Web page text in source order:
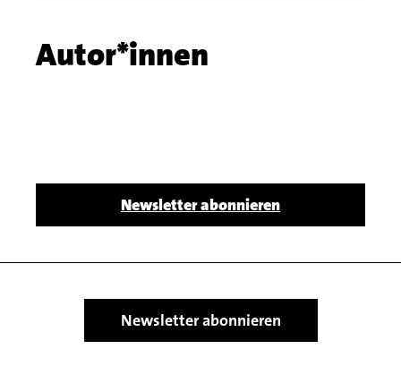
Chapter
name
Autor*innen
Newsletter abonnieren
Newsletter abonnieren